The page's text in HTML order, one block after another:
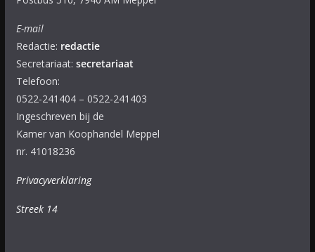
E-mail
Redactie: redactie
Secretariaat: secretariaat
Telefoon:
0522-241404 – 0522-241403
Ingeschreven bij de
Kamer van Koophandel Meppel
nr. 41018236
Privacyverklaring
Streek 14